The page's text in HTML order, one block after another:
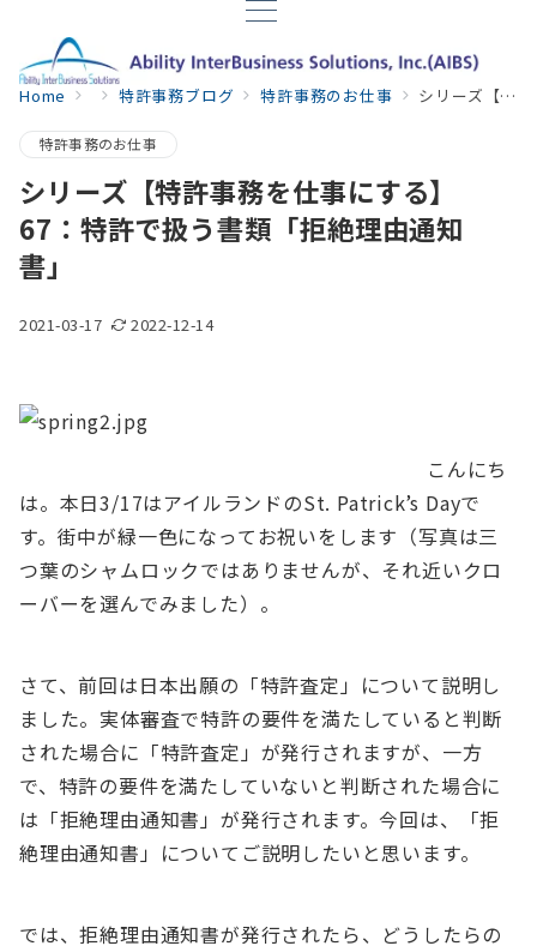
Home 特許事務ブログ 特許事務のお仕事 シリーズ【特許事務を仕事にする】 67：特許で扱う書類「拒絶理由通知書」
特許事務のお仕事
シリーズ【特許事務を仕事にする】
67：特許で扱う書類「拒絶理由通知
書」
2021-03-17 2022-12-14
こんにち
は。本日3/17はアイルランドのSt. Patrick’s Dayで
す。街中が緑一色になってお祝いをします（写真は三
つ葉のシャムロックではありませんが、それ近いクロ
ーバーを選んでみました）。
さて、前回は日本出願の「特許査定」について説明し
ました。実体審査で特許の要件を満たしていると判断
された場合に「特許査定」が発行されますが、一方
で、特許の要件を満たしていないと判断された場合に
は「拒絶理由通知書」が発行されます。今回は、「拒
絶理由通知書」についてご説明したいと思います。
では、拒絶理由通知書が発行されたら、どうしたらの